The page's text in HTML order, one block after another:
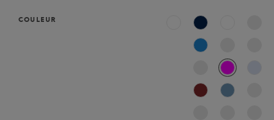
COULEUR
Marine
L99
Fushia
Terre Battue
Bleu